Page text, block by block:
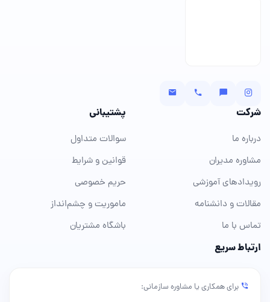
شرکت
درباره ما
مشاوره مدیران
رویدادهای آموزشی
مقالات و دانشنامه
تماس با ما
پشتیبانی
سوالات متداول
قوانین و شرایط
حریم خصوصی
ماموریت و چشم‌انداز
باشگاه مشتریان
ارتباط سریع
برای همکاری یا مشاوره سازمانی: